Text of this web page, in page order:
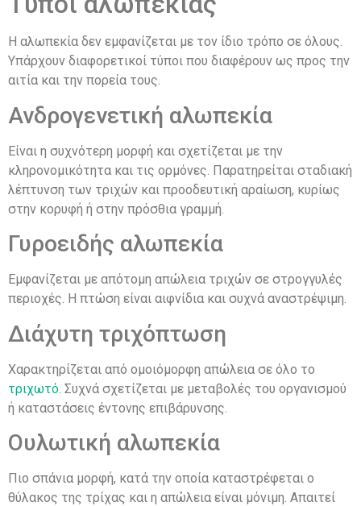
Η αλωπεκία δεν εμφανίζεται με τον ίδιο τρόπο σε όλους.
Υπάρχουν διαφορετικοί τύποι που διαφέρουν ως προς την
αιτία και την πορεία τους.
Ανδρογενετική αλωπεκία
Είναι η συχνότερη μορφή και σχετίζεται με την
κληρονομικότητα και τις ορμόνες. Παρατηρείται σταδιακή
λέπτυνση των τριχών και προοδευτική αραίωση, κυρίως
στην κορυφή ή στην πρόσθια γραμμή.
Γυροειδής αλωπεκία
Εμφανίζεται με απότομη απώλεια τριχών σε στρογγυλές
περιοχές. Η πτώση είναι αιφνίδια και συχνά αναστρέψιμη.
Διάχυτη τριχόπτωση
Χαρακτηρίζεται από ομοιόμορφη απώλεια σε όλο το
τριχωτό . Συχνά σχετίζεται με μεταβολές του οργανισμού
ή καταστάσεις έντονης επιβάρυνσης.
Ουλωτική αλωπεκία
Πιο σπάνια μορφή, κατά την οποία καταστρέφεται ο
θύλακος της τρίχας και η απώλεια είναι μόνιμη. Απαιτεί